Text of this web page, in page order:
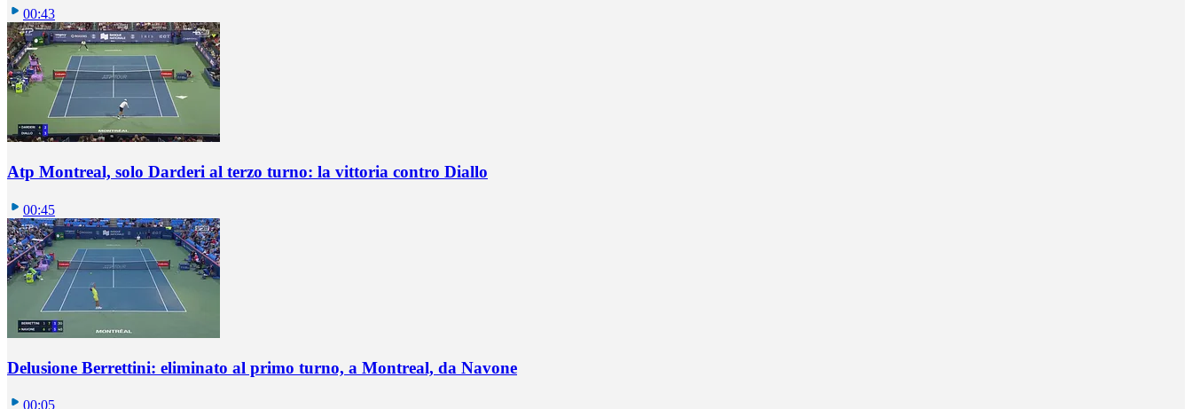
00:43
Atp Montreal, solo Darderi al terzo turno: la vittoria contro Diallo
00:45
Delusione Berrettini: eliminato al primo turno, a Montreal, da Navone
00:05